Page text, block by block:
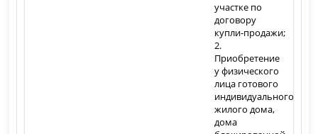
участке по
договору
купли-продажи;
2.
Приобретение
у физического
лица готового
индивидуального
жилого дома,
дома